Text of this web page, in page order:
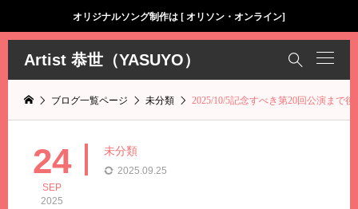
オリジナルソング制作は [ オリソン・オンライン]
Artist 恭世（YASUYO） 
ブログ一覧ページ 未分類 2025/10/5記念すべき第20回公演まで後
24
SEP
2025
未分類
2025.09.25